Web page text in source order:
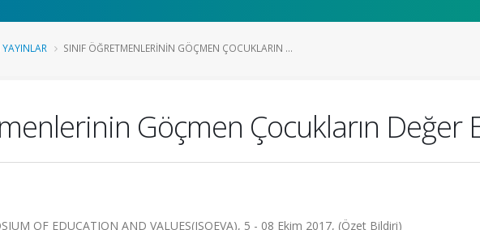
SINIF ÖĞRETMENLERININ GÖÇMEN ÇOCUKLARIN ...
Göçmen Çocukların
OF EDUCATION AND VALUES(ISOEVA), 5 - 08 Ekim 2017, (Özet Bildiri)